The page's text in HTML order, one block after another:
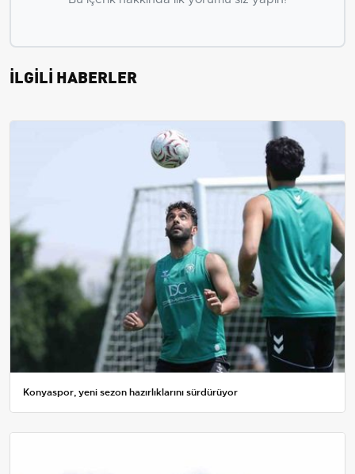
İLGİLİ HABERLER
Konyaspor, yeni sezon hazırlıklarını sürdürüyor